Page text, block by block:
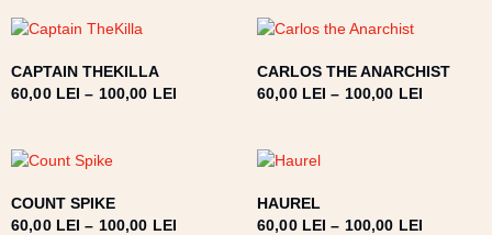
CAPTAIN THEKILLA
60,00 LEI – 100,00 LEI
CARLOS THE ANARCHIST
60,00 LEI – 100,00 LEI
COUNT SPIKE
60,00 LEI – 100,00 LEI
HAUREL
60,00 LEI – 100,00 LEI